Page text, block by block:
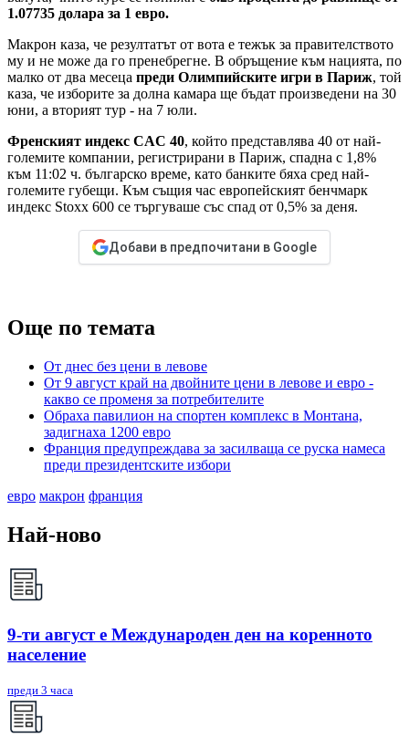
1.07735 долара за 1 евро.
Макрон каза, че резултатът от вота е тежък за правителството
му и не може да го пренебрегне. В обръщение към нацията, по
малко от два месеца преди Олимпийските игри в Париж, той
каза, че изборите за долна камара ще бъдат произведени на 30
юни, а вторият тур - на 7 юли.
Френският индекс CAC 40, който представлява 40 от най-
големите компании, регистрирани в Париж, спадна с 1,8%
към 11:02 ч. българско време, като банките бяха сред най-
големите губещи. Към същия час европейският бенчмарк
индекс Stoxx 600 се търгуваше със спад от 0,5% за деня.
Добави в предпочитани в Google
Още по темата
От днес без цени в левове
От 9 август край на двойните цени в левове и евро -
какво се променя за потребителите
Обраха павилион на спортен комплекс в Монтана,
задигнаха 1200 евро
Франция предупреждава за засилваща се руска намеса
преди президентските избори
евро макрон франция
Най-ново
9-ти август е Международен ден на коренното
население
преди 3 часа